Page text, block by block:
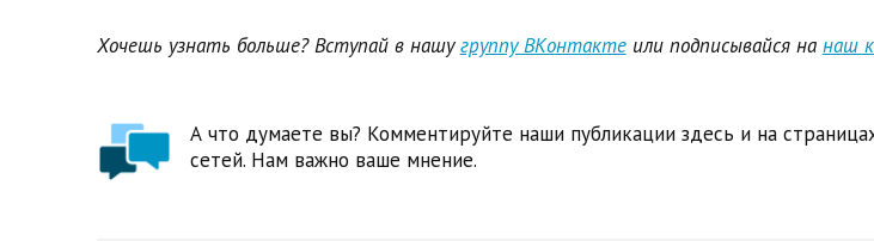
Хочешь узнать больше? Вступай в нашугруппу ВКонтактеили подписывайся на наш
А что думаете вы? Комментируйте наши публикации здесь и на
сетей. Нам важно ваше мнение.